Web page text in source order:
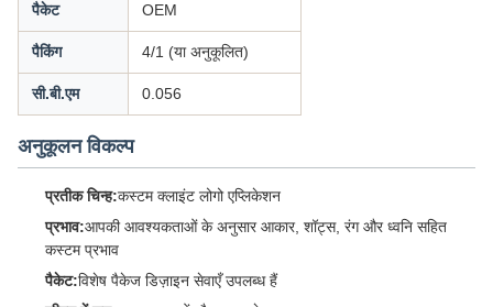
पैकेट OEM
पैकिंग 4/1 (या अनुकूलित)
सी.बी.एम 0.056
अनुकूलन विकल्प
प्रतीक चिन्ह:कस्टम क्लाइंट लोगो एप्लिकेशन
प्रभाव:आपकी आवश्यकताओं के अनुसार आकार, शॉट्स, रंग और ध्वनि सहित
कस्टम प्रभाव
पैकेट:विशेष पैकेज डिज़ाइन सेवाएँ उपलब्ध हैं